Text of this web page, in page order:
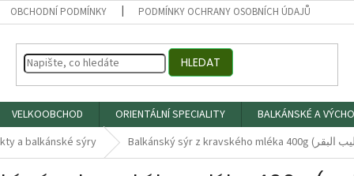
OBCHODNÍ PODMÍNKY PODMÍNKY OCHRANY OSOBNÍCH ÚDAJŮ
HLEDAT
VELKOOBCHOD ORIENTÁLNÍ SPECIALITY BALKÁNSKÉ A
a balkánské sýry